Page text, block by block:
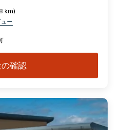
km)
ー
確認